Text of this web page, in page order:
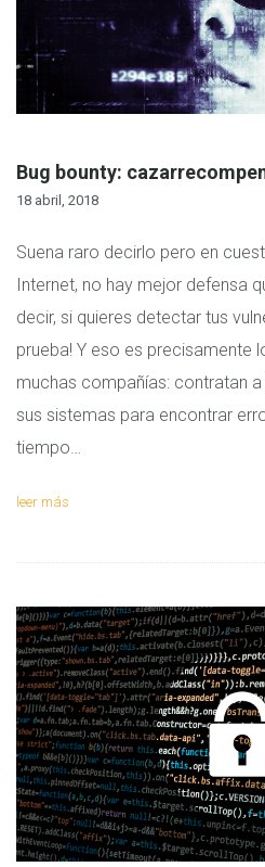
Bug bounty:
18 abril, 2018
Suena raro decirlo pero en
Internet, no hay mejor defensa
decir, si quieres detectar tus
prueba! Y eso es precisamente
muchas compañías: contratan
sus sistemas para encontrar
tiempo…
leer más